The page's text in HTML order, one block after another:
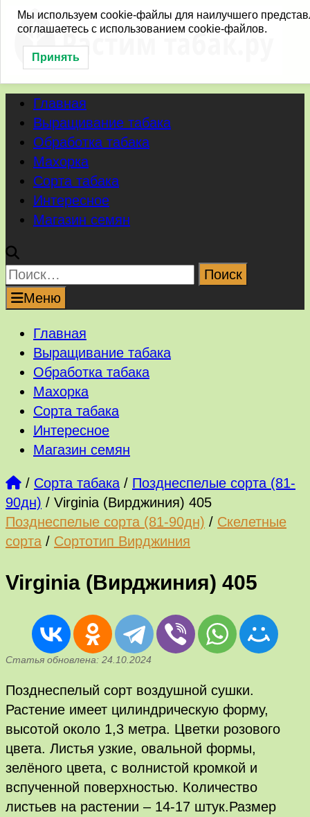
Перейти
содержимому
Главная
Выращивание табака
Обработка табака
Махорка
Сорта табака
Интересное
Магазин семян
Найти:
Меню
Главная
Выращивание табака
Обработка табака
Махорка
Сорта табака
Интересное
Магазин семян
/ Сорта табака / Позднеспелые сорта (81-
90дн) / Virginia (Вирджиния) 405
Позднеспелые сорта (81-90дн) / Скелетные
сорта / Сортотип Вирджиния
Virginia (Вирджиния) 405
Статья обновлена: 24.10.2024
Позднеспелый сорт воздушной сушки.
Растение имеет цилиндрическую форму,
высотой около 1,3 метра. Цветки розового
цвета. Листья узкие, овальной формы,
зелёного цвета, с волнистой кромкой и
вспученной поверхностью. Количество
листьев на растении – 14-17 штук.Размер
Мы используем cookie-файлы для наилучшего
соглашаетесь с использованием cookie-файлов.
Принять